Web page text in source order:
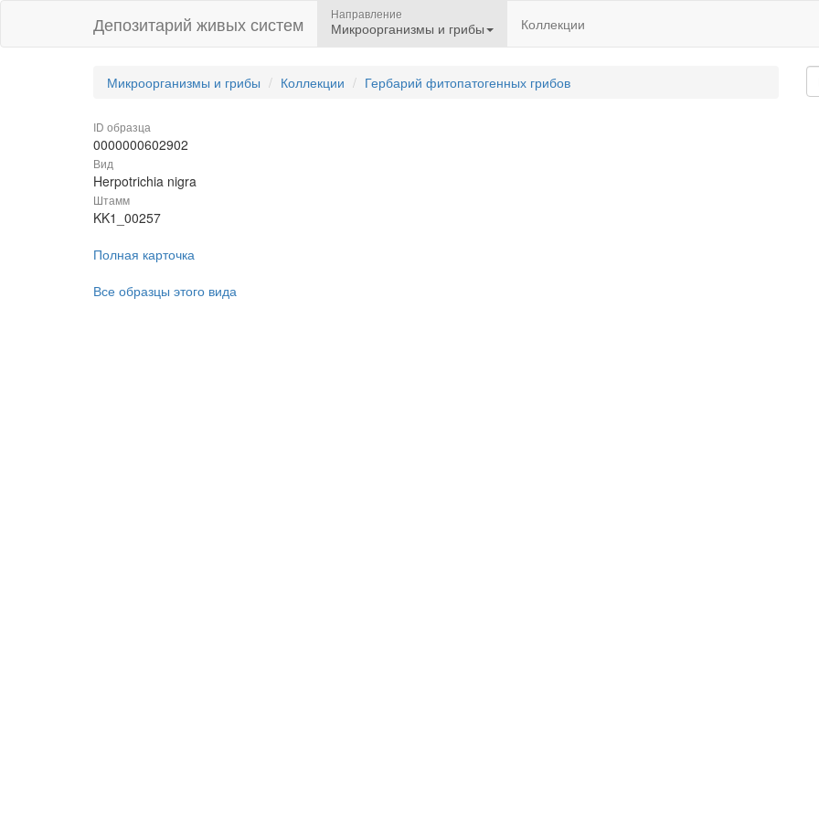
Депозитарий живых систем Направление
Микроорганизмы и грибы Коллекции
Микроорганизмы и грибы Коллекции Гербарий фитопатогенных грибов
ID образца
0000000602902
Вид
Herpotrichia nigra
Штамм
KK1_00257
Полная карточка
Все образцы этого вида